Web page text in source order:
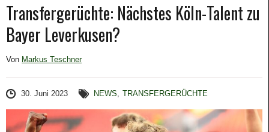
Transfergerüchte: Nächstes Köln-Talent zu
Bayer Leverkusen?
Von Markus Teschner
30. Juni 2023 NEWS, TRANSFERGERÜCHTE